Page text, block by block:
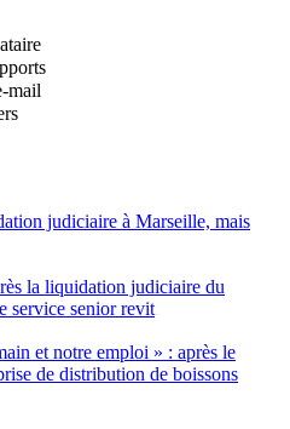
mail
judiciaire à Marseille, mais
la liquidation judiciaire du
service senior revit
et notre emploi » : après le
de distribution de boissons